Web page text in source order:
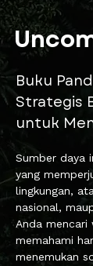
Buku
Strategis
untuk
Sumber daya
yang
lingkungan,
nasional,
Anda mencari
memahami
menemukan